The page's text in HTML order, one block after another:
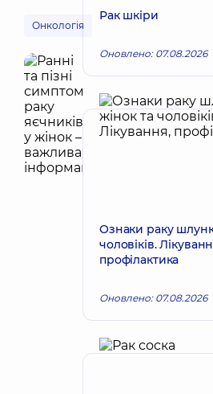
Онкологія
Рак шкіри
Оновлено: 07.08.2026
Ознаки раку
чоловіків.
профілактика
Оновлено: 07.08.2026